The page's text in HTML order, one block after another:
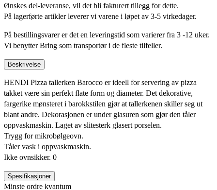
Ønskes del-leveranse, vil det bli fakturert tillegg for dette.
På lagerførte artikler leverer vi varene i løpet av 3-5 virkedager.
På bestillingsvarer er det en leveringstid som varierer fra 3 -12 uker.
Vi benytter Bring som transportør i de fleste tilfeller.
Beskrivelse
HENDI Pizza tallerken Barocco er ideell for servering av pizza
takket være sin perfekt flate form og diameter. Det dekorative,
fargerike mønsteret i barokkstilen gjør at tallerkenen skiller seg ut
blant andre. Dekorasjonen er under glasuren som gjør den tåler
oppvaskmaskin. Laget av slitesterk glasert porselen.
Trygg for mikrobølgeovn.
Tåler vask i oppvaskmaskin.
Ikke ovnsikker. 0
Spesifikasjoner
Minste ordre kvantum